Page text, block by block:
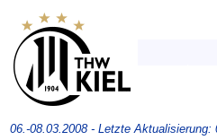
06.-08.03.2008 - Letzte Aktualisierung: